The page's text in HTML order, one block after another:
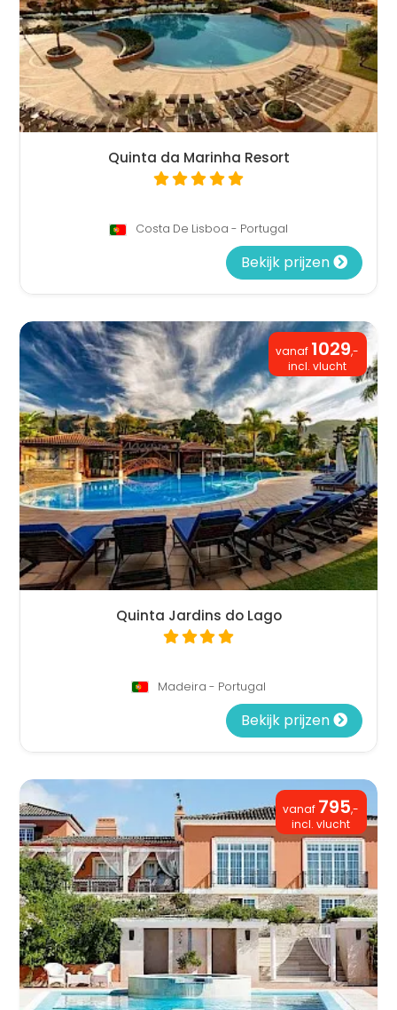
Quinta da Marinha Resort
Costa De Lisboa - Portugal
Bekijk prijzen
vanaf 1029,-
incl. vlucht
Quinta Jardins do Lago
Madeira - Portugal
Bekijk prijzen
vanaf 795,-
incl. vlucht